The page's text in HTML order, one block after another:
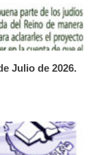
Julio de 2026.